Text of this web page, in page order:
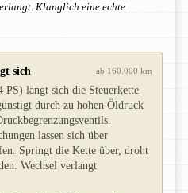
Klanglich eine echte
sich ab 160.000 km
längt sich die Steuerkette
durch zu hohen Öldruck
lassen sich über
Springt die Kette über, droht
Wechsel verlangt